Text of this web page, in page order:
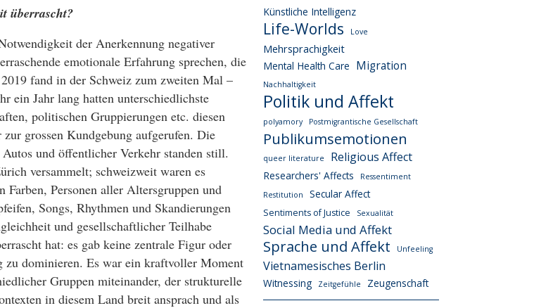
überrascht?
der Anerkennung negativer
emotionale Erfahrung sprechen, die
fand in der Schweiz zum zweiten Mal –
ein Jahr lang hatten unterschiedlichste
politischen Gruppierungen etc. diesen
grossen Kundgebung aufgerufen. Die
und öffentlicher Verkehr standen still.
versammelt; schweizweit waren es
Personen aller Altersgruppen und
Songs, Rhythmen und Skandierungen
und gesellschaftlicher Teilhabe
hat: es gab keine zentrale Figur oder
zu dominieren. Es war ein kraftvoller Moment
Gruppen miteinander, der strukturelle
in diesem Land breit ansprach und als
Künstliche Intelligenz
Life-Worlds Love
Mehrsprachigkeit
Mental Health Care Migration
Nachhaltigkeit
Politik und Affekt
polyamory Postmigrantische Gesellschaft
Publikumsemotionen
queer literature Religious Affect
Researchers' Affects
Ressentiment
Restitution
Secular Affect
Sentiments of Justice Sexualität
Social Media und Affekt
Sprache und Affekt Unfeeling
Vietnamesisches Berlin
Witnessing Zeitgefühle Zeugenschaft